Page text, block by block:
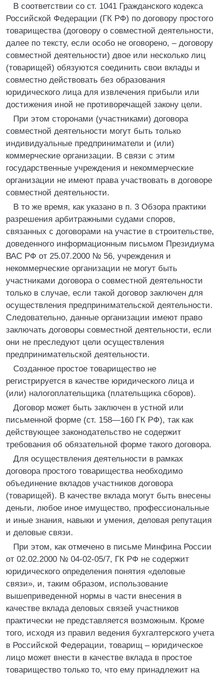
В соответствии со ст. 1041 Гражданского кодекса
Российской Федерации (ГК РФ) по договору простого
товарищества (договору о совместной деятельности,
далее по тексту, если особо не оговорено, – договору
совместной деятельности) двое или несколько лиц
(товарищей) обязуются соединить свои вклады и
совместно действовать без образования
юридического лица для извлечения прибыли или
достижения иной не противоречащей закону цели.
При этом сторонами (участниками) договора
совместной деятельности могут быть только
индивидуальные предприниматели и (или)
коммерческие организации. В связи с этим
государственные учреждения и некоммерческие
организации не имеют права участвовать в договоре
совместной деятельности.
В то же время, как указано в п. 3 Обзора практики
разрешения арбитражными судами споров,
связанных с договорами на участие в строительстве,
доведенного информационным письмом Президиума
ВАС РФ от 25.07.2000 № 56, учреждения и
некоммерческие организации не могут быть
участниками договора о совместной деятельности
только в случае, если такой договор заключен для
осуществления предпринимательской деятельности.
Следовательно, данные организации имеют право
заключать договоры совместной деятельности, если
они не преследуют цели осуществления
предпринимательской деятельности.
Созданное простое товарищество не
регистрируется в качестве юридического лица и
(или) налогоплательщика (плательщика сборов).
Договор может быть заключен в устной или
письменной форме (ст. 158—160 ГК РФ), так как
действующее законодательство не содержит
требования об обязательной форме такого договора.
Для осуществления деятельности в рамках
договора простого товарищества необходимо
объединение вкладов участников договора
(товарищей). В качестве вклада могут быть внесены
деньги, любое иное имущество, профессиональные
и иные знания, навыки и умения, деловая репутация
и деловые связи.
При этом, как отмечено в письме Минфина России
от 02.02.2000 № 04-02-05/7, ГК РФ не содержит
юридического определения понятия «деловые
связи», и, таким образом, использование
вышеприведенной нормы в части внесения в
качестве вклада деловых связей участников
практически не представляется возможным. Кроме
того, исходя из правил ведения бухгалтерского учета
в Российской Федерации, товарищ – юридическое
лицо может внести в качестве вклада в простое
товарищество только то, что ему принадлежит на